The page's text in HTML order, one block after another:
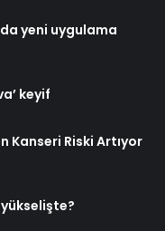
yeni uygulama
keyif
Kanseri Riski Artıyor